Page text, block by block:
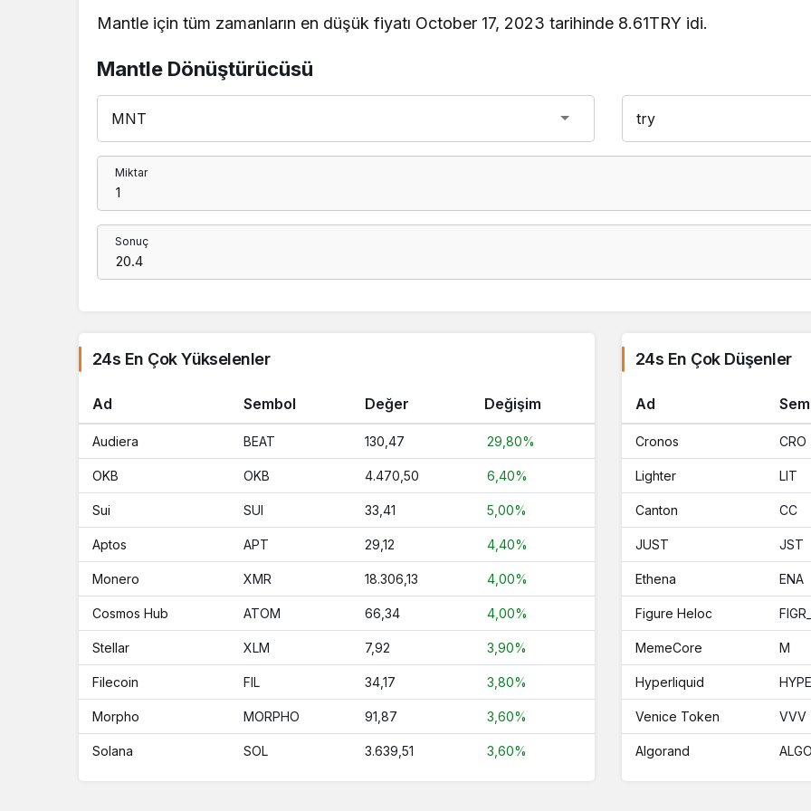
Mantle için tüm zamanların en düşük fiyatı October 17, 2023 tarihinde 8.61TRY idi.
Mantle Dönüştürücüsü
Miktar
Sonuç
24s En Çok Yükselenler
Ad Sembol Değer Değişim
Audiera BEAT 130,47 29,80%
OKB OKB 4.470,50 6,40%
Sui SUI 33,41 5,00%
Aptos APT 29,12 4,40%
Monero XMR 18.306,13 4,00%
Cosmos Hub ATOM 66,34 4,00%
Stellar XLM 7,92 3,90%
Filecoin FIL 34,17 3,80%
Morpho MORPHO 91,87 3,60%
Solana SOL 3.639,51 3,60%
24s En Çok Düşenler
Ad
Cronos CRO
Lighter LIT
Canton CC
JUST JST
Ethena ENA
Figure Heloc
MemeCore M
Hyperliquid HYPE
Venice Token VVV
Algorand ALGO